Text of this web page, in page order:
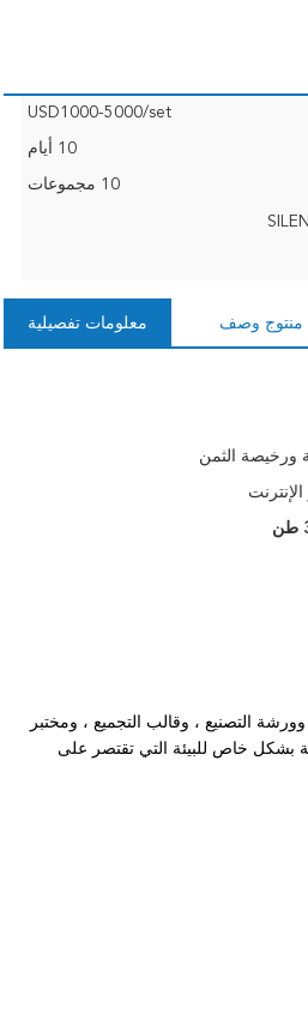
USD1000-5000/set
10 أيام
10 مجموعات
معلومات تفصيلية منتوج وصف
ورخيصة الثمن
التصنيع ، وقالب التجميع ، ومختبر
بشكل خاص للبيئة التي تقتصر على